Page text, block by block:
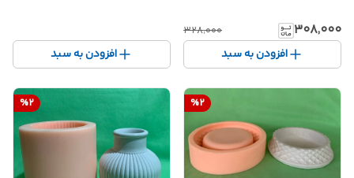
۳۰۸٬۰۰۰ ۳۲۸٬۰۰۰
افزودن به سبد افزودن به سبد
%2
%2